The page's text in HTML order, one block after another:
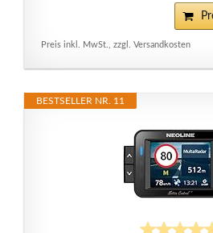
Preis inkl. MwSt., zzgl. Versandkosten
BESTSELLER NR. 11